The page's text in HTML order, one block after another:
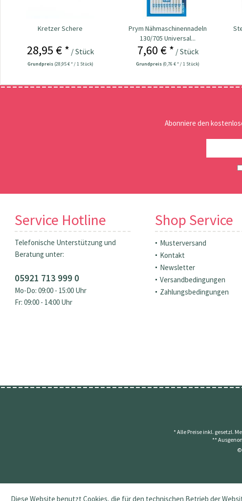
Kretzer Schere
28,95 € * / Stück
Grundpreis (28,95 € * / 1 Stück)
Prym Nähmaschinennadeln
130/705 Universal...
7,60 € * / Stück
Grundpreis (0,76 € * / 1 Stück)
Abonniere den
Service Hotline
Telefonische Unterstützung und
Beratung unter:
05921 713 999 0
Mo-Do: 09:00 - 15:00 Uhr
Fr: 09:00 - 14:00 Uhr
Shop Service
Musterversand
Kontakt
Newsletter
Versandbedingungen
Zahlungsbedingungen
* Alle Preise inkl. gesetzl.
**
©
Diese Website benutzt Cookies, die für den technischen Betrieb der